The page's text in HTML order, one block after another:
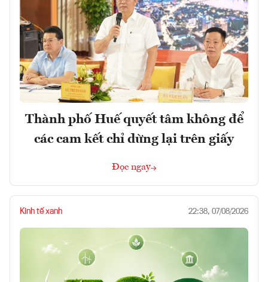
Thành phố Huế quyết tâm không để
các cam kết chỉ dừng lại trên giấy
Đọc ngay
Kinh tế xanh 22:38, 07/08/2026